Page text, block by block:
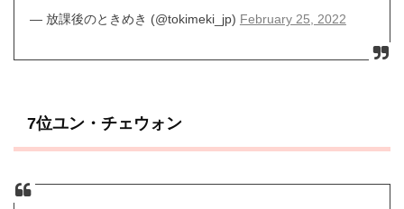
— 放課後のときめき (@tokimeki_jp) February 25, 2022
7位ユン・チェウォン